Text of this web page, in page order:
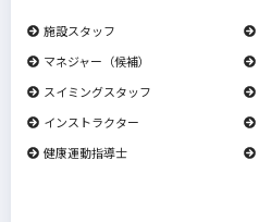
施設スタッフ
マネジャー（候補）
スイミングスタッフ
インストラクター
健康運動指導士